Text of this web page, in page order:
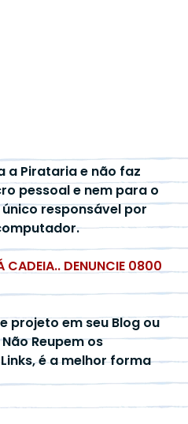
a Pirataria e não faz
pessoal e nem para o
responsável por
CADEIA.. DENUNCIE 0800
projeto em seu Blog ou
Reupem os
é a melhor forma